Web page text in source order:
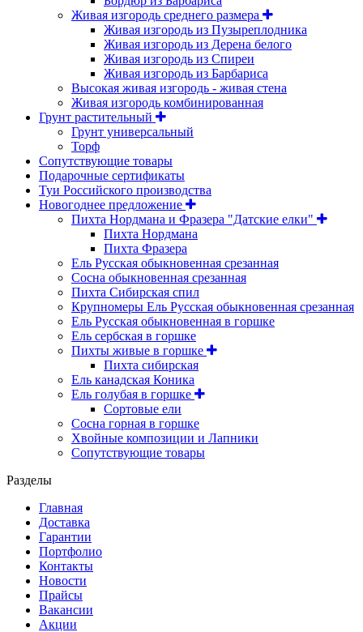
Живая изгородь среднего размера
Живая изгородь из Пузыреплодника
Живая изгородь из Дерена белого
Живая изгородь из Спиреи
Живая изгородь из Барбариса
Высокая живая изгородь - живая стена
Живая изгородь комбинированная
Грунт растительный
Грунт универсальный
Торф
Сопутствующие товары
Подарочные сертификаты
Туи Российского производства
Новогоднее предложение
Пихта Нордмана и Фразера "Датские елки"
Пихта Нордмана
Пихта Фразера
Ель Русская обыкновенная срезанная
Сосна обыкновенная срезанная
Пихта Сибирская спил
Крупномеры Ель Русская обыкновенная срезанная
Ель Русская обыкновенная в горшке
Ель сербская в горшке
Пихты живые в горшке
Пихта сибирская
Ель канадская Коника
Ель голубая в горшке
Сортовые ели
Сосна горная в горшке
Хвойные композиции и Лапники
Сопутствующие товары
Разделы
Главная
Доставка
Гарантии
Портфолио
Контакты
Новости
Прайсы
Вакансии
Акции